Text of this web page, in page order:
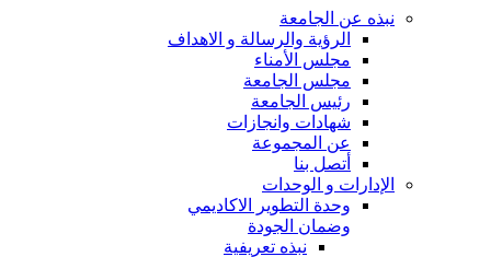
نبذه عن الجامعة
الرؤية والرسالة و الاهداف
مجلس الأمناء
مجلس الجامعة
رئيس الجامعة
شهادات وانجازات
عن المجموعة
أتصل بنا
الإدارات و الوحدات
وحدة التطوير الاكاديمي
وضمان الجودة
نبذه تعريفية